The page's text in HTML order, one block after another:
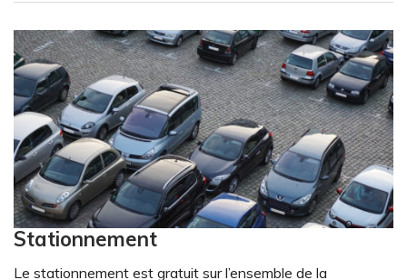
Stationnement
Le stationnement est gratuit sur l’ensemble de la